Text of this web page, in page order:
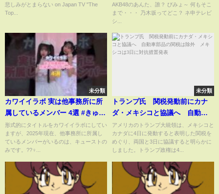
悲しみがとまらない on Japan TV "The
Top...
AKB48のあんた、誰？ びみょ～ 何もそこ
まで・・・ 乃木坂ってどこ？ ネ申テレビ
シ...
未分類
カワイイラボ 実は他事務所に所
属しているメンバー 4選 #きゅー
すと
形式的にタイトルをカワイイラボにしてい
ますが、2025年現在、他事務所に所属し
ているメンバーがいるのは、キュースト‎の
みです。??‍♀️...
未分類
トランプ氏 関税発動前にカナ
ダ・メキシコと協議へ 自動車
部品の関税は除外 メキシコは3
日に対抗措置発表
アメリカのトランプ大統領は、メキシコと
カナダに4日に発動すると表明した関税を
めぐり、両国と3日に協議すると明らかに
しました。トランプ政権は4...